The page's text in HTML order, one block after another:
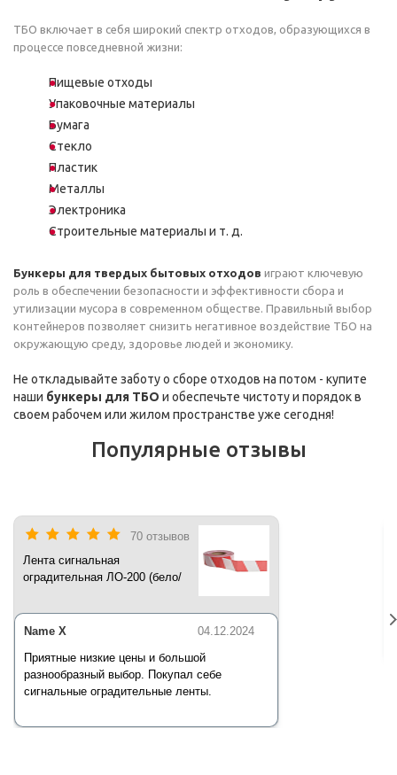
ТБО включает в себя широкий спектр отходов, образующихся в
процессе повседневной жизни:
Пищевые отходы
Упаковочные материалы
Бумага
Стекло
Пластик
Металлы
Электроника
Строительные материалы и т. д.
Бункеры для твердых бытовых отходов играют ключевую
роль в обеспечении безопасности и эффективности сбора и
утилизации мусора в современном обществе. Правильный выбор
контейнеров позволяет снизить негативное воздействие ТБО на
окружающую среду, здоровье людей и экономику.
Не откладывайте заботу о сборе отходов на потом - купите
наши бункеры для ТБО и обеспечьте чистоту и порядок в
своем рабочем или жилом пространстве уже сегодня!
Популярные отзывы
70 отзывов
Лента сигнальная
оградительная ЛО-200 (бело/
04.12.2024
Name X
Приятные низкие цены и большой
разнообразный выбор. Покупал себе
сигнальные оградительные ленты.